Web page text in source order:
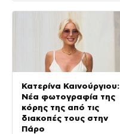
Κατερίνα Καινούργιου:
Νέα φωτογραφία της
κόρης της από τις
διακοπές τους στην
Πάρο